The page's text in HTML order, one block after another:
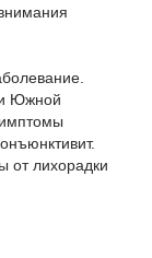
Южной
от лихорадки